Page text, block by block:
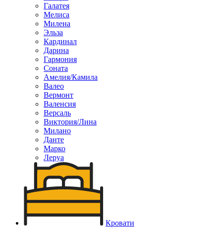
Галатея
Мелиса
Милена
Эльза
Кардинал
Дарина
Гармония
Соната
Амелия/Камила
Валео
Вермонт
Валенсия
Версаль
Виктория/Лина
Милано
Данте
Марко
Леруа
Кровати